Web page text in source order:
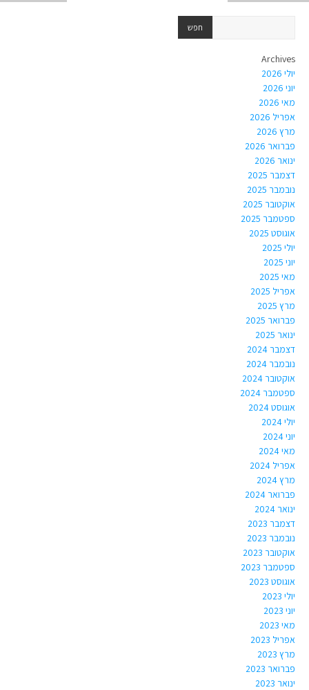
Archives
יולי 2026
יוני 2026
מאי 2026
אפריל 2026
מרץ 2026
פברואר 2026
ינואר 2026
דצמבר 2025
נובמבר 2025
אוקטובר 2025
ספטמבר 2025
אוגוסט 2025
יולי 2025
יוני 2025
מאי 2025
אפריל 2025
מרץ 2025
פברואר 2025
ינואר 2025
דצמבר 2024
נובמבר 2024
אוקטובר 2024
ספטמבר 2024
אוגוסט 2024
יולי 2024
יוני 2024
מאי 2024
אפריל 2024
מרץ 2024
פברואר 2024
ינואר 2024
דצמבר 2023
נובמבר 2023
אוקטובר 2023
ספטמבר 2023
אוגוסט 2023
יולי 2023
יוני 2023
מאי 2023
אפריל 2023
מרץ 2023
פברואר 2023
ינואר 2023